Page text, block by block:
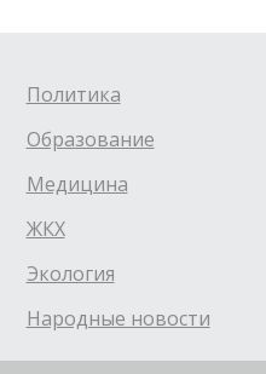
Политика
Образование
Медицина
ЖКХ
Экология
Народные новости